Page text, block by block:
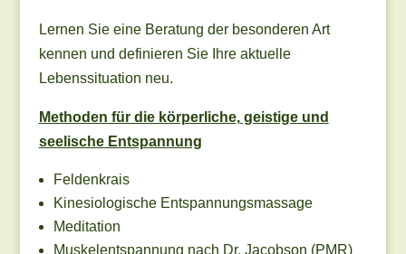
Lernen Sie eine Beratung der besonderen Art
kennen und definieren Sie Ihre aktuelle
Lebenssituation neu.
Methoden für die körperliche, geistige und
seelische Entspannung
Feldenkrais
Kinesiologische Entspannungsmassage
Meditation
Muskelentspannung nach Dr. Jacobson (PMR)